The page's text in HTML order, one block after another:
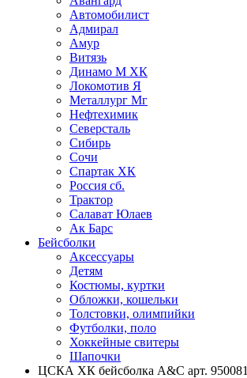
Автомобилист
Адмирал
Амур
Витязь
Динамо М ХК
Локомотив Я
Металлург Мг
Нефтехимик
Северсталь
Сибирь
Сочи
Спартак ХК
Россия сб.
Трактор
Салават Юлаев
Ак Барс
Бейсболки
Аксессуары
Детям
Костюмы, куртки
Обложки, кошельки
Толстовки, олимпийки
Футболки, поло
Хоккейные свитеры
Шапочки
ЦСКА ХК бейсболка A&C арт. 950081